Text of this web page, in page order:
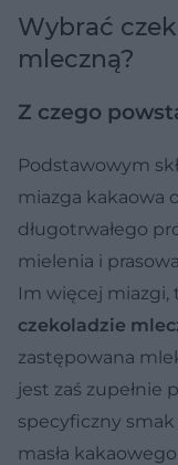
Wybrać
mleczną?
Z czego
Podstawowym
miazga kakaowa
długotrwałego
mielenia i
Im więcej miazgi,
czekoladzie
zastępowana
jest zaś zupełnie
specyficzny smak
masła